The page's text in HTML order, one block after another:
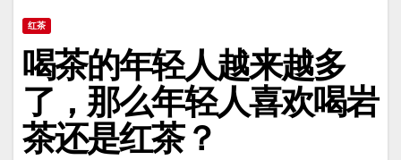
红茶
喝茶的年轻人越来越多
了，那么年轻人喜欢喝岩
茶还是红茶？